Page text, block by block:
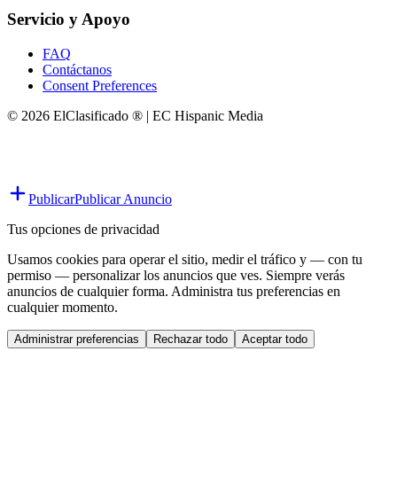
Servicio y Apoyo
FAQ
Contáctanos
Consent Preferences
© 2026 ElClasificado ® | EC Hispanic Media
PublicarPublicar Anuncio
Tus opciones de privacidad
Usamos cookies para operar el sitio, medir el tráfico y — con tu
permiso — personalizar los anuncios que ves. Siempre verás
anuncios de cualquier forma. Administra tus preferencias en
cualquier momento.
Administrar preferencias Rechazar todo Aceptar todo